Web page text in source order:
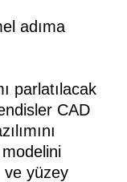
adıma
parlatılacak
CAD
modelini
ve yüzey